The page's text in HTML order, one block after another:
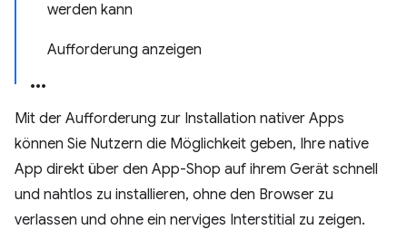
werden kann
Aufforderung anzeigen
Mit der Aufforderung zur Installation nativer Apps
können Sie Nutzern die Möglichkeit geben, Ihre native
App direkt über den App-Shop auf ihrem Gerät schnell
und nahtlos zu installieren, ohne den Browser zu
verlassen und ohne ein nerviges Interstitial zu zeigen.